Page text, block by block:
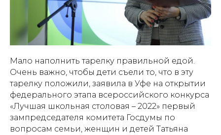
Мало наполнить тарелку правильной едой.
Очень важно, чтобы дети съели то, что в эту
тарелку положили, заявила в Уфе на открытии
федерального этапа всероссийского конкурса
«Лучшая школьная столовая – 2022» первый
зампредседателя комитета Госдумы по
вопросам семьи, женщин и детей Татьяна